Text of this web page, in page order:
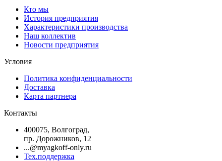
Кто мы
История предприятия
Характеристики производства
Наш коллектив
Новости предприятия
Условия
Политика конфиденциальности
Доставка
Карта партнера
Контакты
400075, Волгоград,
пр. Дорожников, 12
...@myagkoff-only.ru
Тех.поддержка